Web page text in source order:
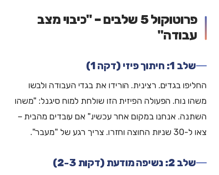
פרוטוקול 5 שלבים – "כיבוי מצב
עבודה"
שלב 1: חיתוך פיזי (דקה 1)
החליפו בגדים. רצינית. הורידו את בגדי העבודה ולבשו
משהו נוח. הפעולה הפיזית הזו שולחת למוח סיגנל: "משהו
השתנה. אנחנו במקום אחר עכשיו." אם עובדים מהבית –
צאו ל-30 שניות החוצה וחזרו. צריך רגע של "מעבר".
שלב 2: נשיפה מודעת (דקות 2-3)